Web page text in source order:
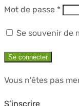
Mot de passe *
Se souvenir de
Se connecter
Vous n'êtes pas
S’inscrire